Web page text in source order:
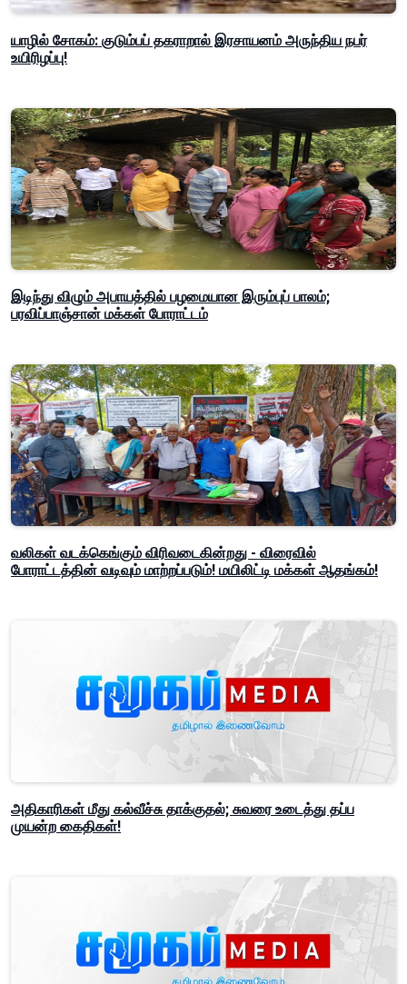
யாழில் சோகம்: குடும்பப் தகராறால் இரசாயனம் அருந்திய நபர்
உயிரிழப்பு!
இடிந்து விழும் அபாயத்தில் பழமையான இரும்புப் பாலம்;
பரவிப்பாஞ்சான் மக்கள் போராட்டம்
வலிகள் வடக்கெங்கும் விரிவடைகின்றது - விரைவில்
போராட்டத்தின் வடிவும் மாற்றப்படும்! மயிலிட்டி மக்கள் ஆதங்கம்!
அதிகாரிகள் மீது கல்வீச்சு தாக்குதல்; சுவரை உடைத்து தப்ப
முயன்ற கைதிகள்!